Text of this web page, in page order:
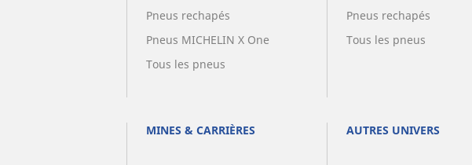
Pneus rechapés
Pneus MICHELIN X One
Tous les pneus
Pneus rechapés
Tous les pneus
MINES & CARRIÈRES AUTRES UNIVERS